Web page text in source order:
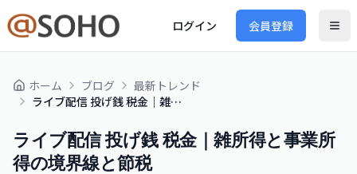
ログイン 会員登録
ホーム ブログ
最新トレンド
ライブ配信 投げ銭 税金｜雑所得と事業所得の境界線と節税
ライブ配信 投げ銭 税金｜雑所得と事業所
得の境界線と節税